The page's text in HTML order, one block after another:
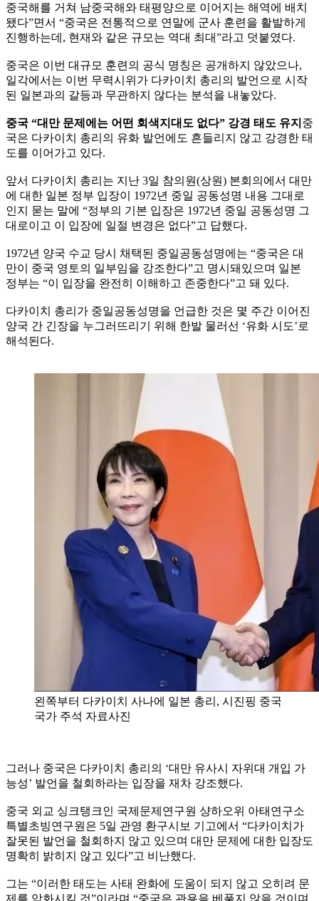
중국해를 거쳐 남중국해와 태평양으로 이어지는 해역에 배치
됐다”면서 “중국은 전통적으로 연말에 군사 훈련을 활발하게
진행하는데, 현재와 같은 규모는 역대 최대”라고 덧붙였다.
중국은 이번 대규모 훈련의 공식 명칭은 공개하지 않았으나,
일각에서는 이번 무력시위가 다카이치 총리의 발언으로 시작
된 일본과의 갈등과 무관하지 않다는 분석을 내놓았다.
중국 “대만 문제에는 어떤 회색지대도 없다” 강경 태도 유지 중
국은 다카이치 총리의 유화 발언에도 흔들리지 않고 강경한 태
도를 이어가고 있다.
앞서 다카이치 총리는 지난 3일 참의원(상원) 본회의에서 대만
에 대한 일본 정부 입장이 1972년 중일 공동성명 내용 그대로
인지 묻는 말에 “정부의 기본 입장은 1972년 중일 공동성명 그
대로이고 이 입장에 일절 변경은 없다”고 답했다.
1972년 양국 수교 당시 채택된 중일공동성명에는 “중국은 대
만이 중국 영토의 일부임을 강조한다”고 명시돼있으며 일본
정부는 “이 입장을 완전히 이해하고 존중한다”고 돼 있다.
다카이치 총리가 중일공동성명을 언급한 것은 몇 주간 이어진
양국 간 긴장을 누그러뜨리기 위해 한발 물러선 ‘유화 시도’로
해석된다.
왼쪽부터 다카이치 사나에 일본 총리, 시진핑 중국
국가 주석 자료사진
그러나 중국은 다카이치 총리의 ‘대만 유사시 자위대 개입 가
능성’ 발언을 철회하라는 입장을 재차 강조했다.
중국 외교 싱크탱크인 국제문제연구원 샹하오위 아태연구소
특별초빙연구원은 5일 관영 환구시보 기고에서 “다카이치가
잘못된 발언을 철회하지 않고 있으며 대만 문제에 대한 입장도
명확히 밝히지 않고 있다”고 비난했다.
그는 “이러한 태도는 사태 완화에 도움이 되지 않고 오히려 문
제를 악화시킬 것”이라며 “중국은 관용을 베풀지 않을 것이며